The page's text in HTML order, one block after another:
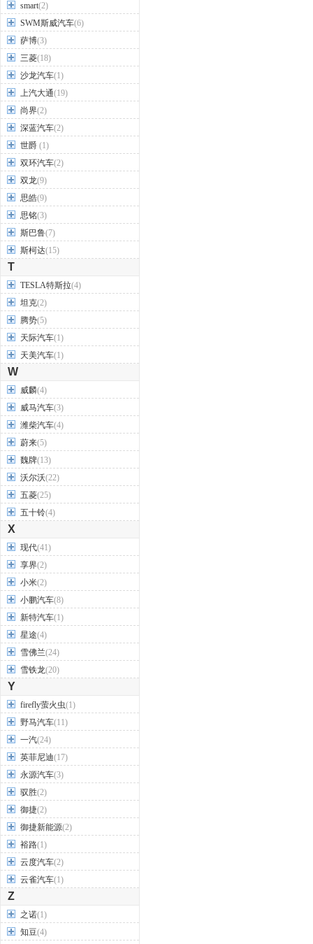
smart(2)
SWM斯威汽车(6)
萨博(3)
三菱(18)
沙龙汽车(1)
上汽大通(19)
尚界(2)
深蓝汽车(2)
世爵 (1)
双环汽车(2)
双龙(9)
思皓(9)
思铭(3)
斯巴鲁(7)
斯柯达(15)
T
TESLA特斯拉(4)
坦克(2)
腾势(5)
天际汽车(1)
天美汽车(1)
W
威麟(4)
威马汽车(3)
潍柴汽车(4)
蔚来(5)
魏牌(13)
沃尔沃(22)
五菱(25)
五十铃(4)
X
现代(41)
享界(2)
小米(2)
小鹏汽车(8)
新特汽车(1)
星途(4)
雪佛兰(24)
雪铁龙(20)
Y
firefly萤火虫(1)
野马汽车(11)
一汽(24)
英菲尼迪(17)
永源汽车(3)
驭胜(2)
御捷(2)
御捷新能源(2)
裕路(1)
云度汽车(2)
云雀汽车(1)
Z
之诺(1)
知豆(4)